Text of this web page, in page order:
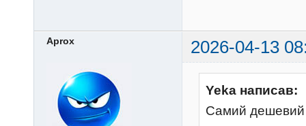
Aprox 2026-04-13
Yeka написав:
Самий дешевий